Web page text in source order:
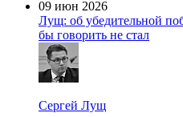
09 июн 2026
Лущ: об убедительной
бы говорить не стал
Сергей Лущ